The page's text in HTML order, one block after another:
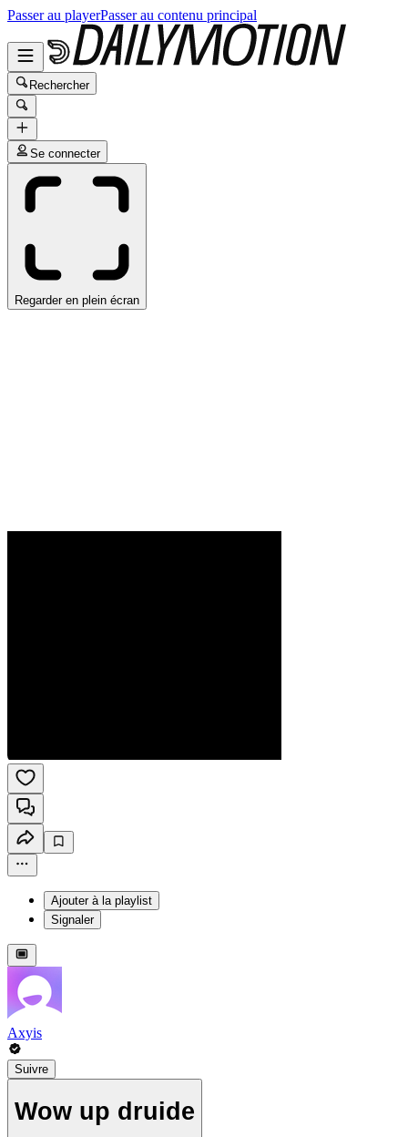
Passer au playerPasser au contenu principal
Rechercher
Se connecter
Regarder en plein écran
Ajouter à la playlist
Signaler
Axyis
Suivre
Wow up druide